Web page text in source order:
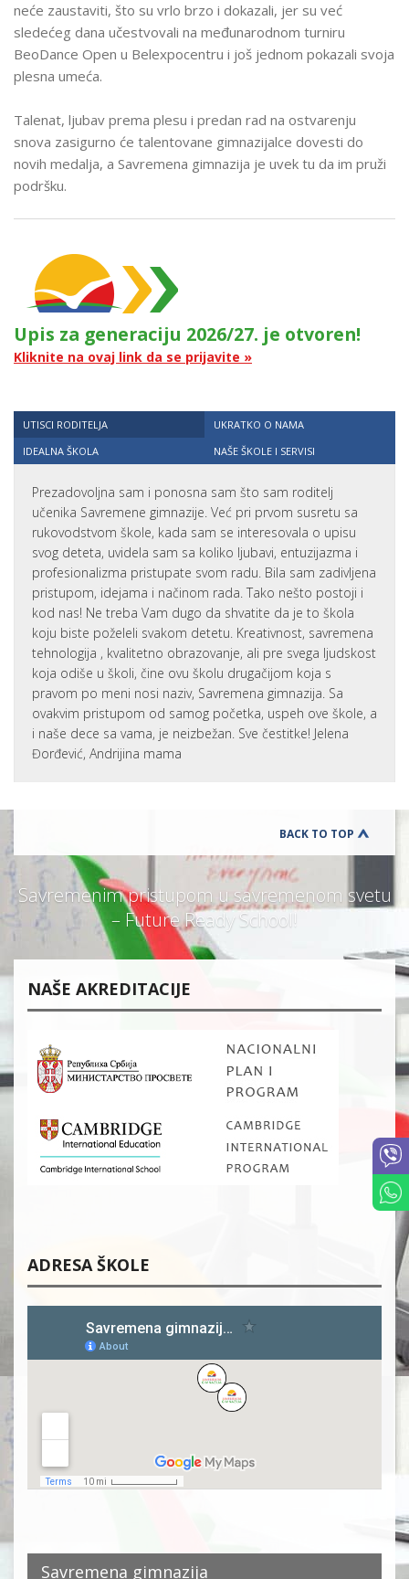
neće zaustaviti, što su vrlo brzo i dokazali, jer su već
sledećeg dana učestvovali na međunarodnom turniru
BeoDance Open u Belexpocentru i još jednom pokazali svoja
plesna umeća.
Talenat, ljubav prema plesu i predan rad na ostvarenju
snova zasigurno će talentovane gimnazijalce dovesti do
novih medalja, a Savremena gimnazija je uvek tu da im pruži
podršku.
Upis za generaciju 2026/27. je otvoren!
Kliknite na ovaj link da se prijavite »
UTISCI RODITELJA
UKRATKO O NAMA
IDEALNA ŠKOLA
NAŠE ŠKOLE I SERVISI
Prezadovoljna sam i ponosna sam što sam roditelj
učenika Savremene gimnazije. Već pri prvom susretu sa
rukovodstvom škole, kada sam se interesovala o upisu
svog deteta, uvidela sam sa koliko ljubavi, entuzijazma i
profesionalizma pristupate svom radu. Bila sam zadivljena
pristupom, idejama i načinom rada. Tako nešto postoji i
kod nas! Ne treba Vam dugo da shvatite da je to škola
koju biste poželeli svakom detetu. Kreativnost, savremena
tehnologija , kvalitetno obrazovanje, ali pre svega ljudskost
koja odiše u školi, čine ovu školu drugačijom koja s
pravom po meni nosi naziv, Savremena gimnazija. Sa
ovakvim pristupom od samog početka, uspeh ove škole, a
i naše dece sa vama, je neizbežan. Sve čestitke! Jelena
Đorđević, Andrijina mama
BACK TO TOP
Savremenim pristupom u savremenom svetu
– Future Ready School!
NAŠE AKREDITACIJE
ADRESA ŠKOLE
Savremena gimnazija